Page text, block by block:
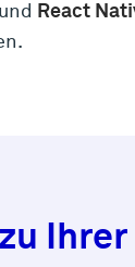
und React